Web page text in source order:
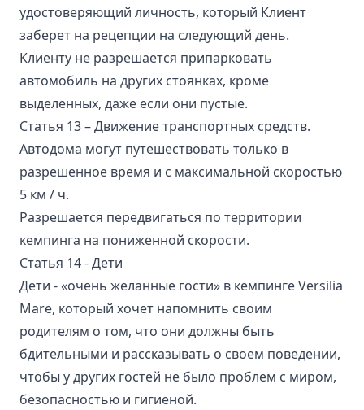
удостоверяющий личность, который Клиент
заберет на рецепции на следующий день.
Клиенту не разрешается припарковать
автомобиль на других стоянках, кроме
выделенных, даже если они пустые.
Статья 13 – Движение транспортных средств.
Автодома могут путешествовать только в
разрешенное время и с максимальной скоростью
5 км / ч.
Разрешается передвигаться по территории
кемпинга на пониженной скорости.
Статья 14 - Дети
Дети - «очень желанные гости» в кемпинге Versilia
Mare, который хочет напомнить своим
родителям о том, что они должны быть
бдительными и рассказывать о своем поведении,
чтобы у других гостей не было проблем с миром,
безопасностью и гигиеной.